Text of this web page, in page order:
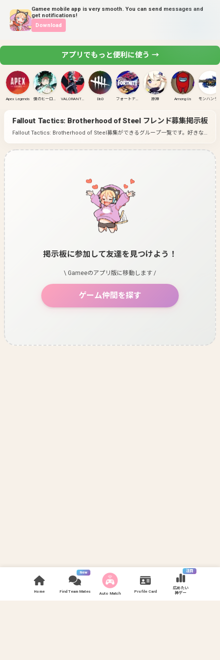
Gamee mobile app is very smooth. You can send messages and
get notifications!
Download
Home
New
Find Team Mates Auto Match Profile Card
注目
広めたい
神ゲー
アプリでもっと便利に使う →
Apex Legends 僕のヒーローアカデミア ULTRA RUMBLE VALORANT(PC) DbD フォートナイト 原神 Among Us
Fallout Tactics: Brotherhood of Steelフレンド募集掲示板
Fallout Tactics: Brotherhood of Steel募集ができるグループ一覧です。 好きな
掲示板に参加して友達を見つけよう！
\ Gameeのアプリ版に移動します /
ゲーム仲間を探す